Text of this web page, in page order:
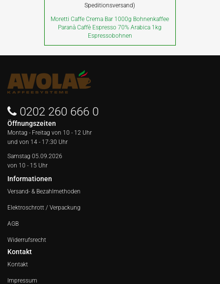
Speditionsversand)
Moretti Caffe Crema Bar 1000g Bohnenkaffee
Paranà Caffè Espresso 70% Arabica 1kg
Espressobohnen
0202 260 666 0
Öffnungszeiten
Montag - Freitag von 10 - 12 Uhr
und von 14 - 17:30 Uhr
Samstag 05.09.2026
von 10 - 15 Uhr
Informationen
Versand- & Bezahlmethoden
Elektroschrott / Verpackung
AGB
Widerrufsrecht
Kontakt
Kontakt
Impressum